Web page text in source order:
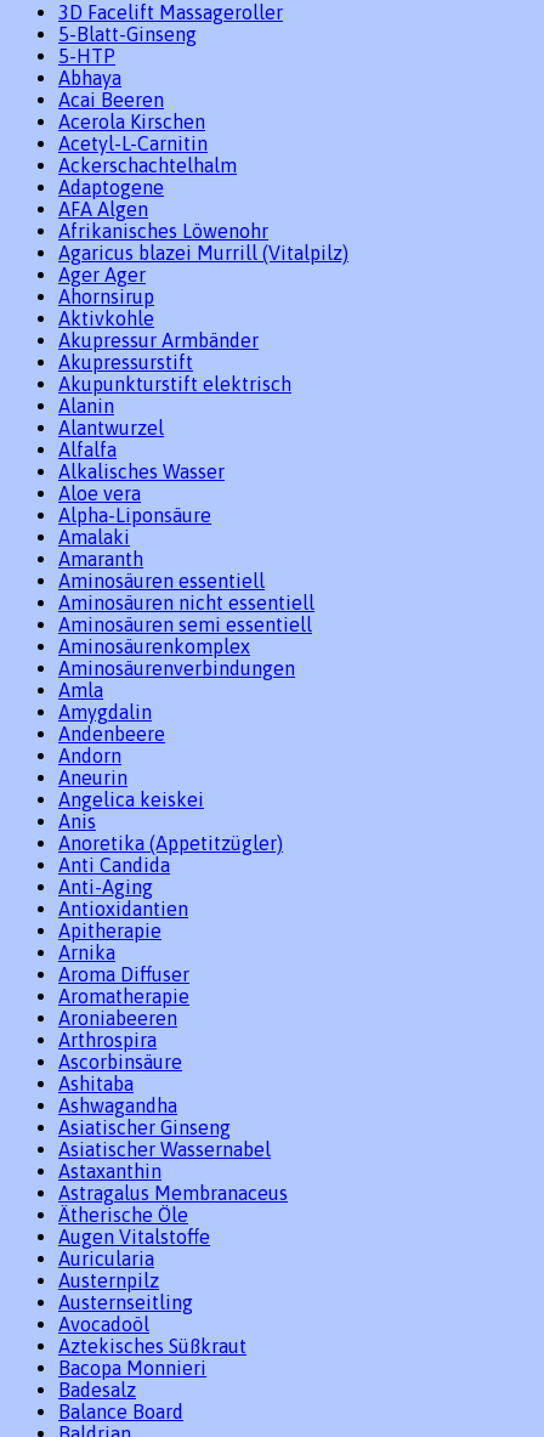
3D Facelift Massageroller
5-Blatt-Ginseng
5-HTP
Abhaya
Acai Beeren
Acerola Kirschen
Acetyl-L-Carnitin
Ackerschachtelhalm
Adaptogene
AFA Algen
Afrikanisches Löwenohr
Agaricus blazei Murrill (Vitalpilz)
Ager Ager
Ahornsirup
Aktivkohle
Akupressur Armbänder
Akupressurstift
Akupunkturstift elektrisch
Alanin
Alantwurzel
Alfalfa
Alkalisches Wasser
Aloe vera
Alpha-Liponsäure
Amalaki
Amaranth
Aminosäuren essentiell
Aminosäuren nicht essentiell
Aminosäuren semi essentiell
Aminosäurenkomplex
Aminosäurenverbindungen
Amla
Amygdalin
Andenbeere
Andorn
Aneurin
Angelica keiskei
Anis
Anoretika (Appetitzügler)
Anti Candida
Anti-Aging
Antioxidantien
Apitherapie
Arnika
Aroma Diffuser
Aromatherapie
Aroniabeeren
Arthrospira
Ascorbinsäure
Ashitaba
Ashwagandha
Asiatischer Ginseng
Asiatischer Wassernabel
Astaxanthin
Astragalus Membranaceus
Ätherische Öle
Augen Vitalstoffe
Auricularia
Austernpilz
Austernseitling
Avocadoöl
Aztekisches Süßkraut
Bacopa Monnieri
Badesalz
Balance Board